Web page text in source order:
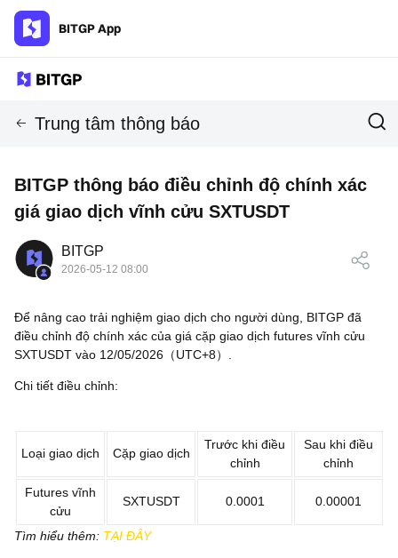
BITGP App
Trung tâm thông báo
BITGP thông báo điều chỉnh độ chính xác
giá giao dịch vĩnh cửu SXTUSDT
BITGP
2026-05-12 08:00
Để nâng cao trải nghiệm giao dịch cho người dùng, BITGP đã
điều chỉnh độ chính xác của giá cặp giao dịch futures vĩnh cửu
SXTUSDT vào 12/05/2026（UTC+8）.
Chi tiết điều chỉnh:
Loại giao dịch Cặp giao dịch
Trước khi điều
chỉnh
Sau khi điều
chỉnh
Futures vĩnh
cửu
SXTUSDT 0.0001 0.00001
Tìm hiểu thêm: TẠI ĐÂY